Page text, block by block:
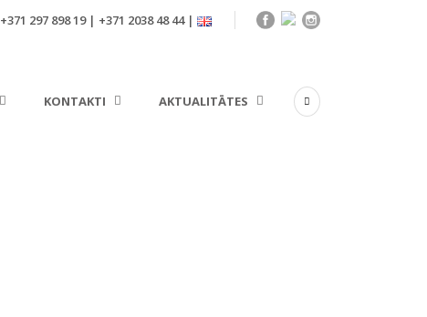
+371 297 898 19 | +371 2038 48 44 |
KONTAKTI AKTUALITĀTES